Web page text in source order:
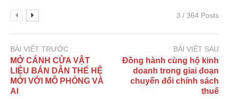
3 / 364 Posts
BÀI VIẾT TRƯỚC
MỞ CÁNH CỬA VẬT
LIỆU BÁN DẪN THẾ HỆ
MỚI VỚI MÔ PHỎNG VÀ
AI
BÀI VIẾT SAU
Đồng hành cùng hộ kinh
doanh trong giai đoạn
chuyển đổi chính sách
thuế